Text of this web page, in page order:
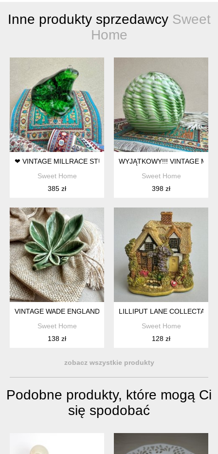
Inne produkty sprzedawcy Sweet
Home
❤ VINTAGE MILLRACE STUDIO GLASS - PAPERWEIGHT -
Sweet Home
385 zł
Sweet Home
398 zł
VINTAGE WADE ENGLAND PORCELAIN LEAF PIN DISH ❤
Sweet Home
138 zł
LILLIPUT LANE
Sweet Home
128 zł
zobacz wszystkie produkty
Podobne produkty, które mogą Ci
się spodobać